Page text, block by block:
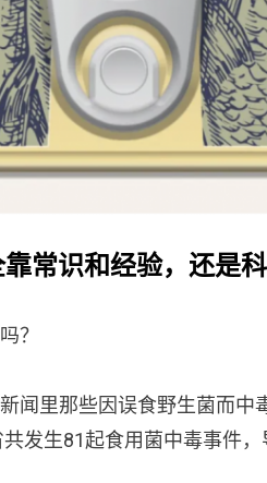
靠常识和经验，还是
？
闻里那些因误食野生菌而中
发生81起食用菌中毒事件